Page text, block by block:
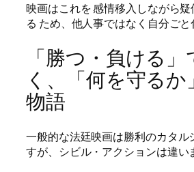
映画はこれを 感情移入しながら
る ため、他人事ではなく自分ご
「勝つ・負ける
く、「何を守る
物語
一般的な法廷映画は勝利のカタル
すが、シビル・アクションは違い